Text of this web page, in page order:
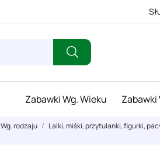
Zabawki Wg. Wieku Zabawki
Wg. rodzaju Lalki, miśki, przytulanki, figurki,